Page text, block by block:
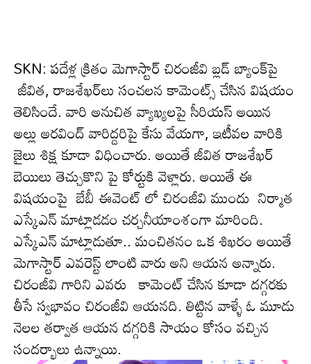
SKN: ప‌దేళ్ల క్రితం మెగాస్టార్ చిరంజీవి బ్ల‌డ్ బ్యాంక్‌పై
జీవిత‌, రాజ‌శేఖ‌ర్‌లు సంచ‌ల‌న కామెంట్స్ చేసిన విష‌యం
తెలిసిందే. వారి అనుచిత వ్యాఖ్య‌ల‌పై సీరియ‌స్ అయిన
అల్లు అర‌వింద్ వారిద్ద‌రిపై కేసు వేయ‌గా, ఇటీవ‌ల వారికి
జైలు శిక్ష కూడా విధించారు. అయితే జీవిత రాజశేఖర్
బెయిలు తెచ్చుకొని పై కోర్టుకి వెళ్లారు. అయితే ఈ
విష‌యంపై బేబీ ఈవెంట్ లో చిరంజీవి ముందు నిర్మాత
ఎస్కేఎన్ మాట్లాడ‌డం చ‌ర్చ‌నీయాంశంగా మారింది.
ఎస్కేఎన్ మాట్లాడుతూ.. మంచితనం ఒక శిఖరం అయితే
మెగాస్టార్ ఎవరెస్ట్ లాంటి వారు అని ఆయ‌న అన్నారు.
చిరంజీవి గారిని ఎవ‌రు కామెంట్ చేసిన కూడా దగ్గరకు
తీసే స్వభావం చిరంజీవి ఆయ‌న‌ది. తిట్టిన వాళ్ళే ఓ మూడు
నెలల తర్వాత ఆయన దగ్గరికి సాయం కోసం వ‌చ్చిన
సంద‌ర్భాలు ఉన్నాయి.